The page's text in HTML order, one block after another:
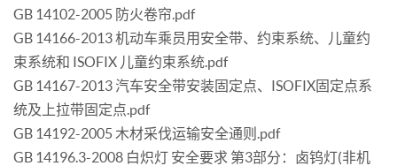
GB 14102-2005 防火卷帘.pdf
GB 14166-2013 机动车乘员用安全带、约束系统、儿童约
束系统和 ISOFIX 儿童约束系统.pdf
GB 14167-2013 汽车安全带安装固定点、ISOFIX固定点系
统及上拉带固定点.pdf
GB 14192-2005 木材采伐运输安全通则.pdf
GB 14196.3-2008 白炽灯 安全要求 第3部分：卤钨灯(非机